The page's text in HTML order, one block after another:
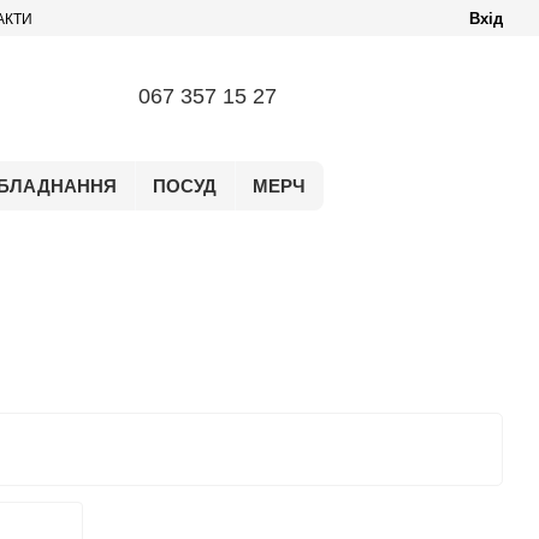
Вхід
067 357 15 27
ПОСУД МЕРЧ